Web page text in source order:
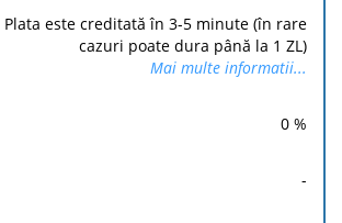
Procentaj
Taxa
minimă
Taxa
maximă
Taxă
fixă
Plata este creditată în 3-5 minute (în rare
cazuri poate dura până la 1 ZL)
Mai multe informatii...
0 %
-